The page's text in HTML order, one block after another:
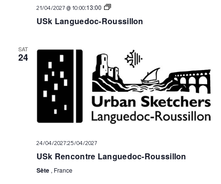
21/04/2027 @ 10:00:13:00
USk
USk Languedoc-Roussillon
SAT
24
24/04/2027:25/04/2027
USk Rencontre Languedoc-Roussillon
Sète , France